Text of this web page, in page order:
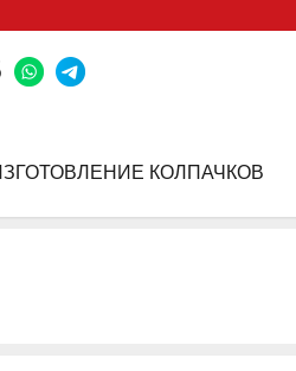
КОЛПАЧКОВ